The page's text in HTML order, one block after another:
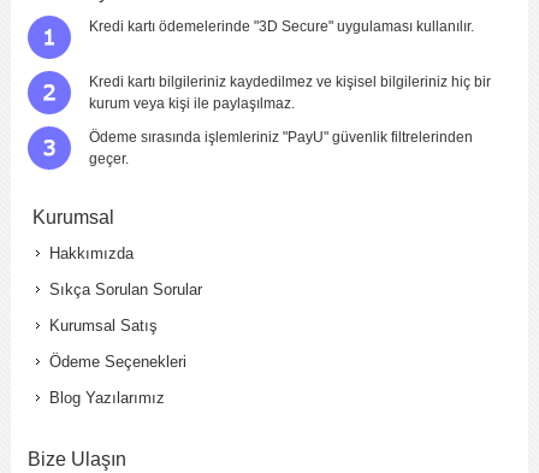
Kredi kartı ödemelerinde "3D Secure" uygulaması kullanılır.
Kredi kartı bilgileriniz kaydedilmez ve kişisel bilgileriniz hiç bir
kurum veya kişi ile paylaşılmaz.
Ödeme sırasında işlemleriniz "PayU" güvenlik filtrelerinden
geçer.
Kurumsal
Hakkımızda
Sıkça Sorulan Sorular
Kurumsal Satış
Ödeme Seçenekleri
Blog Yazılarımız
Bize Ulaşın